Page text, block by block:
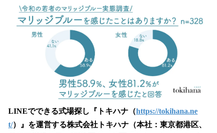
！
数
を
LINEでできる式場探し『トキハナ（https://tokihana.ne
t/）』を運営する株式会社トキハナ（本社：東京都港区、